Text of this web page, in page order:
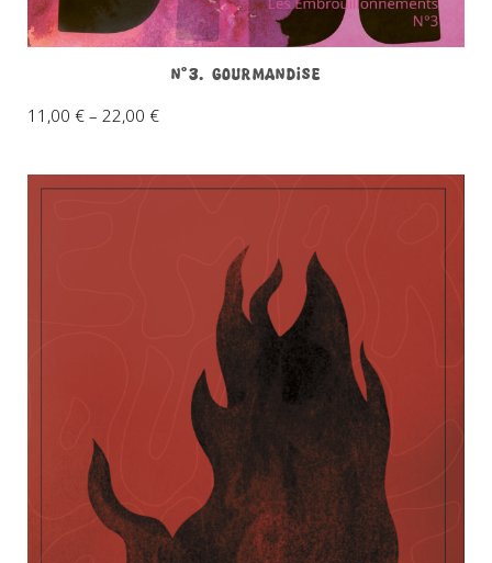
N°3. Gourmandise
11,00 € – 22,00 €
Plage